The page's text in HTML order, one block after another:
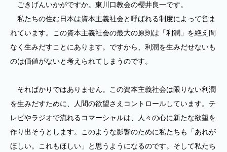
ごきげんいかがですか。東川口教会の櫻井良一です。
私たちの住む日本は資本主義社会と呼ばれる制度によって営ま
れています。この資本主義社会の最大の原則は「利潤」を絶え間
なく生みだすことにあります。ですから、利潤を生みだせないも
のは価値がないと考えられてしまうのです。
そればかりではありません。この資本主義社会は限りない利潤
を生みだすために、人間の欲望さえコントロールしています。テ
レビやラジオで流れるコマーシャルは、人々の心に新たな欲望を
作り出そうとします。このような影響のために私たちも「あれが
ほしい。これもほしい」と思うようになるのです。そして私たち